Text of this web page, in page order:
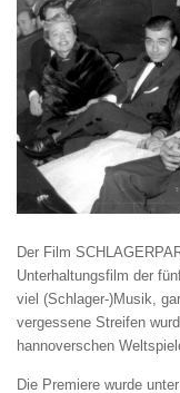
Der Film
Unterhaltungsfilm der
viel (Schlager-)Musik,
vergessene Streifen
hannoverschen
Die Premiere wurde